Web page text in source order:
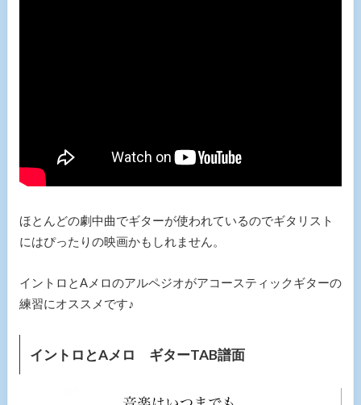
ほとんどの劇中曲でギターが使われているのでギタリスト
にはぴったりの映画かもしれません。
イントロとAメロのアルペジオがアコースティックギターの
練習にオススメです♪
イントロとAメロ ギターTAB譜面